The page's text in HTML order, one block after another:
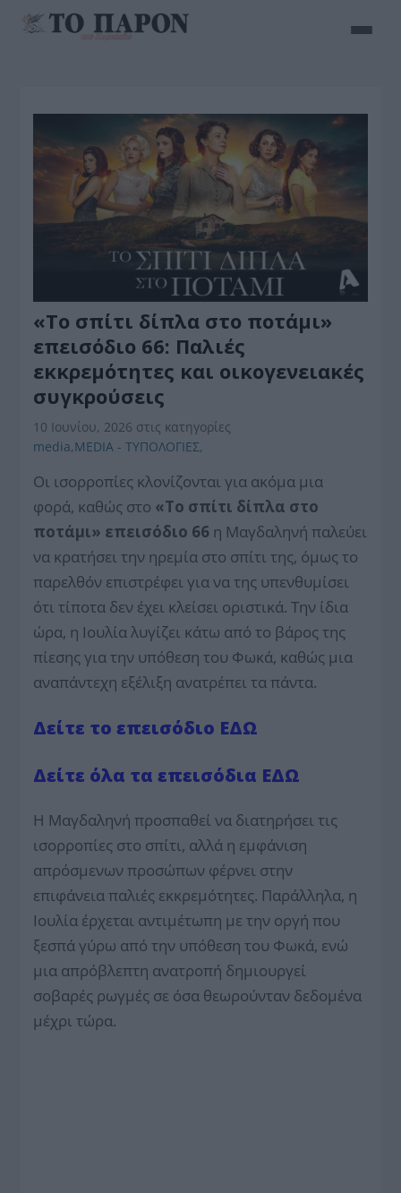
«Το σπίτι δίπλα στο ποτάμι»
επεισόδιο 66: Παλιές
εκκρεμότητες και οικογενειακές
συγκρούσεις
10 Ιουνίου, 2026 στις κατηγορίες
media,MEDIA - ΤΥΠΟΛΟΓΙΕΣ,
Οι ισορροπίες κλονίζονται για ακόμα μια
φορά, καθώς στο «Το σπίτι δίπλα στο
ποτάμι» επεισόδιο 66 η Μαγδαληνή παλεύει
να κρατήσει την ηρεμία στο σπίτι της, όμως το
παρελθόν επιστρέφει για να της υπενθυμίσει
ότι τίποτα δεν έχει κλείσει οριστικά. Την ίδια
ώρα, η Ιουλία λυγίζει κάτω από το βάρος της
πίεσης για την υπόθεση του Φωκά, καθώς μια
αναπάντεχη εξέλιξη ανατρέπει τα πάντα.
Δείτε το επεισόδιο ΕΔΩ
Δείτε όλα τα επεισόδια ΕΔΩ
Η Μαγδαληνή προσπαθεί να διατηρήσει τις
ισορροπίες στο σπίτι, αλλά η εμφάνιση
απρόσμενων προσώπων φέρνει στην
επιφάνεια παλιές εκκρεμότητες. Παράλληλα, η
Ιουλία έρχεται αντιμέτωπη με την οργή που
ξεσπά γύρω από την υπόθεση του Φωκά, ενώ
μια απρόβλεπτη ανατροπή δημιουργεί
σοβαρές ρωγμές σε όσα θεωρούνταν δεδομένα
μέχρι τώρα.